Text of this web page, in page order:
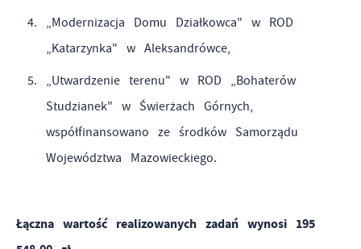
„Modernizacja Domu Działkowca" w ROD
„Katarzynka" w Aleksandrówce,
„Utwardzenie terenu" w ROD „Bohaterów
Studzianek" w Świerżach Górnych,
współfinansowano ze środków Samorządu
Województwa Mazowieckiego.
Łączna wartość realizowanych zadań wynosi 195